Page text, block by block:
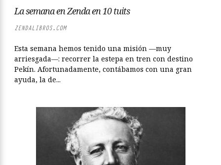
La semana en Zenda en 10 tuits
ZENDALIBROS.COM
Esta semana hemos tenido una misión —muy
arriesgada—: recorrer la estepa en tren con destino
Pekín. Afortunadamente, contábamos con una gran
ayuda, la de...